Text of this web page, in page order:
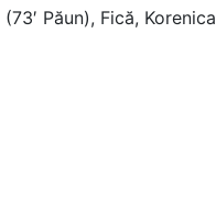
Păun), Fică, Korenica